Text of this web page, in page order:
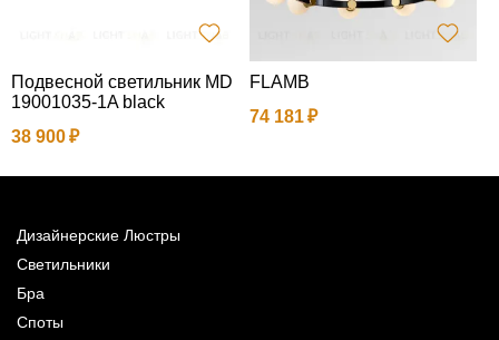
Подвесной светильник MD
19001035-1A black
38 900
FLAMB
74 181
Дизайнерские Люстры
Светильники
Бра
Споты